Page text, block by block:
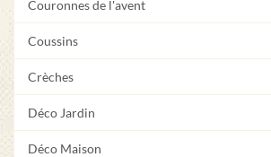
Couronnes de l'avent
Coussins
Crèches
Déco Jardin
Déco Maison